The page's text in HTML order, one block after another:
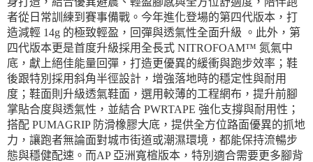
者從日常訓練到賽事備戰。今年進化登場的第四代版本，打
造減輕 14g 的極致輕盈，回彈與透氣性全面升級 。此外，第
四代版本更是首度升級採用全長式 NITROFOAM™ 氮氣中
底，獻上絕佳能量回彈，打造更優異的緩衝與跑步效率；鞋
後跟特別採用斜角半徑設計，增強落地時的穩定性與耐用
度；鞋面則升級透氣鞋面，選用較薄的工程網布，提升前腳
掌貼合度與透氣性，並結合 PWRTAPE 強化支撐與耐用性；
搭配 PUMAGRIP 防滑橡膠大底，提供全方位路面優異的抓地
力，讓跑者無論面對城市街道或潮濕環境，都能保持流暢步
態與穩健配速。而AP 亞洲寬楦版本，特別適合需要更多腳背